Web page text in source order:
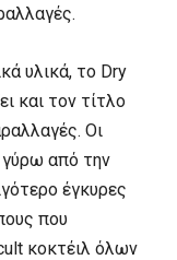
υλικά, το Dry
και τον τίτλο
Οι
γύρω από την
έγκυρες
που
κοκτέιλ όλων